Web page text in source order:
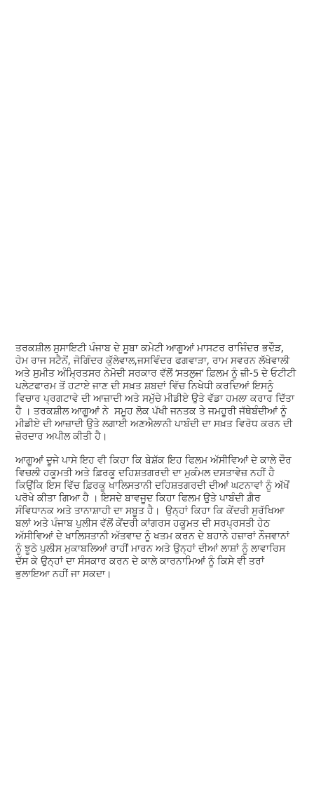
ਤਰਕਸ਼ੀਲ ਸੁਸਾਇਟੀ ਪੰਜਾਬ ਦੇ ਸੂਬਾ ਕਮੇਟੀ ਆਗੂਆਂ ਮਾਸਟਰ ਰਾਜਿੰਦਰ ਭਦੌੜ,
ਹੇਮ ਰਾਜ ਸਟੈਨੋਂ, ਜੋਗਿੰਦਰ ਕੁੱਲੇਵਾਲ,ਜਸਵਿੰਦਰ ਫਗਵਾੜਾ, ਰਾਮ ਸਵਰਨ ਲੱਖੇਵਾਲੀ
ਅਤੇ ਸੁਮੀਤ ਅੰਮ੍ਰਿਤਸਰ ਨੇਮੋਦੀ ਸਰਕਾਰ ਵੱਲੋਂ ‘ਸਤਲੁਜ’ ਫ਼ਿਲਮ ਨੂੰ ਜ਼ੀ-5 ਦੇ ਓਟੀਟੀ
ਪਲੇਟਫਾਰਮ ਤੋਂ ਹਟਾਏ ਜਾਣ ਦੀ ਸਖ਼ਤ ਸ਼ਬਦਾਂ ਵਿੱਚ ਨਿਖੇਧੀ ਕਰਦਿਆਂ ਇਸਨੂੰ
ਵਿਚਾਰ ਪ੍ਰਗਟਾਵੇ ਦੀ ਆਜ਼ਾਦੀ ਅਤੇ ਸਮੁੱਚੇ ਮੀਡੀਏ ਉਤੇ ਵੱਡਾ ਹਮਲਾ ਕਰਾਰ ਦਿੱਤਾ
ਹੈ । ਤਰਕਸ਼ੀਲ ਆਗੂਆਂ ਨੇ ਸਮੂਹ ਲੋਕ ਪੱਖੀ ਜਨਤਕ ਤੇ ਜਮਹੂਰੀ ਜੱਥੇਬੰਦੀਆਂ ਨੂੰ
ਮੀਡੀਏ ਦੀ ਆਜ਼ਾਦੀ ਉਤੇ ਲਗਾਈ ਅਣਐਲਾਨੀ ਪਾਬੰਦੀ ਦਾ ਸਖ਼ਤ ਵਿਰੋਧ ਕਰਨ ਦੀ
ਜ਼ੋਰਦਾਰ ਅਪੀਲ ਕੀਤੀ ਹੈ।
ਆਗੂਆਂ ਦੂਜੇ ਪਾਸੇ ਇਹ ਵੀ ਕਿਹਾ ਕਿ ਬੇਸ਼ੱਕ ਇਹ ਫਿਲਮ ਅੱਸੀਵਿਆਂ ਦੇ ਕਾਲੇ ਦੌਰ
ਵਿਚਲੀ ਹਕੂਮਤੀ ਅਤੇ ਫ਼ਿਰਕੂ ਦਹਿਸ਼ਤਗਰਦੀ ਦਾ ਮੁਕੰਮਲ ਦਸਤਾਵੇਜ਼ ਨਹੀਂ ਹੈ
ਕਿਉਂਕਿ ਇਸ ਵਿੱਚ ਫ਼ਿਰਕੂ ਖਾਲਿਸਤਾਨੀ ਦਹਿਸ਼ਤਗਰਦੀ ਦੀਆਂ ਘਟਨਾਵਾਂ ਨੂੰ ਅੱਖੋਂ
ਪਰੋਖੇ ਕੀਤਾ ਗਿਆ ਹੈ । ਇਸਦੇ ਬਾਵਜੂਦ ਕਿਹਾ ਫਿਲਮ ਉਤੇ ਪਾਬੰਦੀ ਗ਼ੈਰ
ਸੰਵਿਧਾਨਕ ਅਤੇ ਤਾਨਾਸ਼ਾਹੀ ਦਾ ਸਬੂਤ ਹੈ। ਉਨ੍ਹਾਂ ਕਿਹਾ ਕਿ ਕੇਂਦਰੀ ਸੁਰੱਖਿਆ
ਬਲਾਂ ਅਤੇ ਪੰਜਾਬ ਪੁਲੀਸ ਵੱਲੋਂ ਕੇਂਦਰੀ ਕਾਂਗਰਸ ਹਕੂਮਤ ਦੀ ਸਰਪ੍ਰਸਤੀ ਹੇਠ
ਅੱਸੀਵਿਆਂ ਦੇ ਖਾਲਿਸਤਾਨੀ ਅੱਤਵਾਦ ਨੂੰ ਖਤਮ ਕਰਨ ਦੇ ਬਹਾਨੇ ਹਜ਼ਾਰਾਂ ਨੌਜਵਾਨਾਂ
ਨੂੰ ਝੂਠੇ ਪੁਲੀਸ ਮੁਕਾਬਲਿਆਂ ਰਾਹੀਂ ਮਾਰਨ ਅਤੇ ਉਨ੍ਹਾਂ ਦੀਆਂ ਲਾਸ਼ਾਂ ਨੂੰ ਲਾਵਾਰਿਸ
ਦੱਸ ਕੇ ਉਨ੍ਹਾਂ ਦਾ ਸੰਸਕਾਰ ਕਰਨ ਦੇ ਕਾਲੇ ਕਾਰਨਾਮਿਆਂ ਨੂੰ ਕਿਸੇ ਵੀ ਤਰਾਂ
ਭੁਲਾਇਆ ਨਹੀਂ ਜਾ ਸਕਦਾ।